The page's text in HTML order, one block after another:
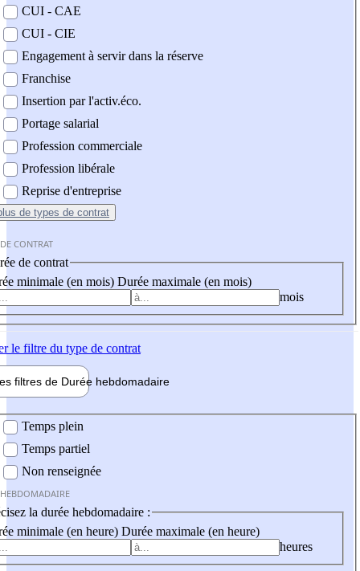
CUI - CAE
CUI - CIE
Engagement à servir dans la réserve
Franchise
Insertion par l'activ.éco.
Portage salarial
Profession commerciale
Profession libérale
Reprise d'entreprise
de types de contrat
CONTRAT
de contrat
minimale (en mois) Durée maximale (en mois)
mois
le filtre du type de contrat
filtres de Durée hebdomadaire
Temps plein
Temps partiel
Non renseignée
la durée hebdomadaire :
minimale (en heure) Durée maximale (en heure)
heures